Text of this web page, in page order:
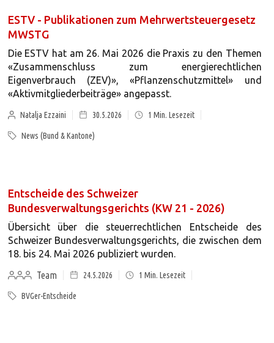
ESTV - Publikationen zum Mehrwertsteuergesetz
MWSTG
Die ESTV hat am 26. Mai 2026 die Praxis zu den Themen
«Zusammenschluss zum energierechtlichen
Eigenverbrauch (ZEV)», «Pflanzenschutzmittel» und
«Aktivmitgliederbeiträge» angepasst.
Natalja Ezzaini 30.5.2026 1 Min. Lesezeit
News (Bund & Kantone)
Entscheide des Schweizer
Bundesverwaltungsgerichts (KW 21 - 2026)
Übersicht über die steuerrechtlichen Entscheide des
Schweizer Bundesverwaltungsgerichts, die zwischen dem
18. bis 24. Mai 2026 publiziert wurden.
Team
24.5.2026 1 Min. Lesezeit
BVGer-Entscheide